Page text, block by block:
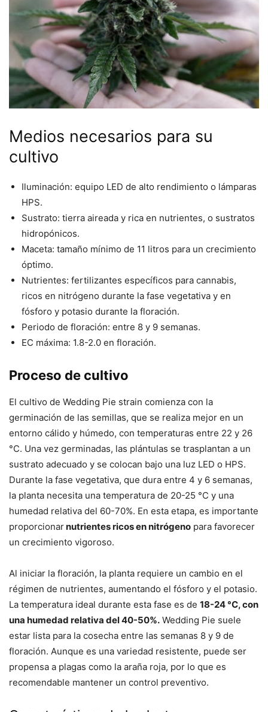
Medios necesarios para su
cultivo
Iluminación: equipo LED de alto rendimiento o lámparas
HPS.
Sustrato: tierra aireada y rica en nutrientes, o sustratos
hidropónicos.
Maceta: tamaño mínimo de 11 litros para un crecimiento
óptimo.
Nutrientes: fertilizantes específicos para cannabis,
ricos en nitrógeno durante la fase vegetativa y en
fósforo y potasio durante la floración.
Periodo de floración: entre 8 y 9 semanas.
EC máxima: 1.8-2.0 en floración.
Proceso de cultivo
El cultivo de Wedding Pie strain comienza con la
germinación de las semillas, que se realiza mejor en un
entorno cálido y húmedo, con temperaturas entre 22 y 26
°C. Una vez germinadas, las plántulas se trasplantan a un
sustrato adecuado y se colocan bajo una luz LED o HPS.
Durante la fase vegetativa, que dura entre 4 y 6 semanas,
la planta necesita una temperatura de 20-25 °C y una
humedad relativa del 60-70%. En esta etapa, es importante
proporcionarnutrientes ricos en nitrógeno para favorecer
un crecimiento vigoroso.
Al iniciar la floración, la planta requiere un cambio en el
régimen de nutrientes, aumentando el fósforo y el potasio.
La temperatura ideal durante esta fase es de 18-24 °C, con
una humedad relativa del 40-50%. Wedding Pie suele
estar lista para la cosecha entre las semanas 8 y 9 de
floración. Aunque es una variedad resistente, puede ser
propensa a plagas como la araña roja, por lo que es
recomendable mantener un control preventivo.